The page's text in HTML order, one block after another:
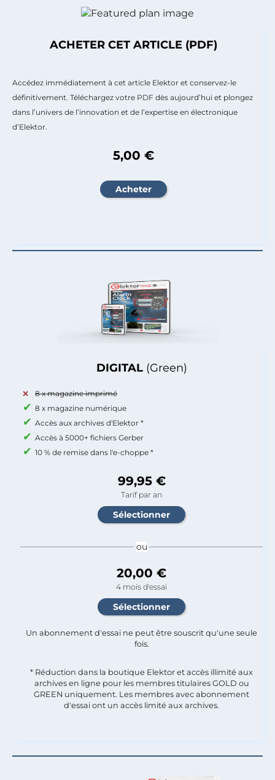
DIGITAL (Green)
8 x magazine imprimé
8 x magazine numérique
Accès aux archives d'Elektor *
Accès à 5000+ fichiers Gerber
10 % de remise dans l'e-choppe *
99,95 €
Tarif par an
ou
20,00 €
4 mois d'essai
Un abonnement d'essai ne peut être souscrit qu'une seule
fois.​
* Réduction dans la boutique Elektor et accès illimité aux
archives en ligne pour les membres titulaires GOLD ou
GREEN uniquement. Les membres avec abonnement
d'essai ont un accès limité aux archives.
ACHETER CET ARTICLE (PDF)
Accédez immédiatement à cet article Elektor et conservez-le
définitivement. Téléchargez votre PDF dès aujourd’hui et plongez
dans l’univers de l’innovation et de l’expertise en électronique
d’Elektor.
5,00 €